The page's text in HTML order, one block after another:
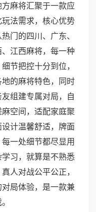
麻将汇聚于一款应
法需求，核心优势
门的四川、广东、
江西麻将，每一种
节把控十分到位，
的麻将特色，同时
组建专属对局，自
空间，适配家庭聚
计温馨舒适，牌面
一处细节都尽显用
习，就算是不熟悉
人对战公平公正，
局体验，是一款兼